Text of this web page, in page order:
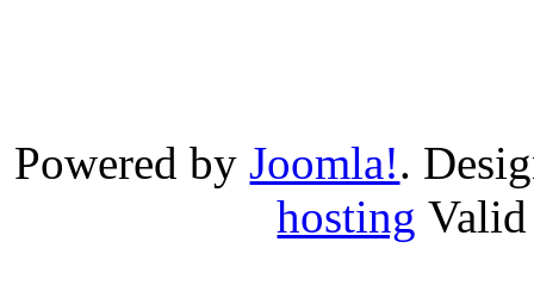
Powered byJoomla!.
hosting